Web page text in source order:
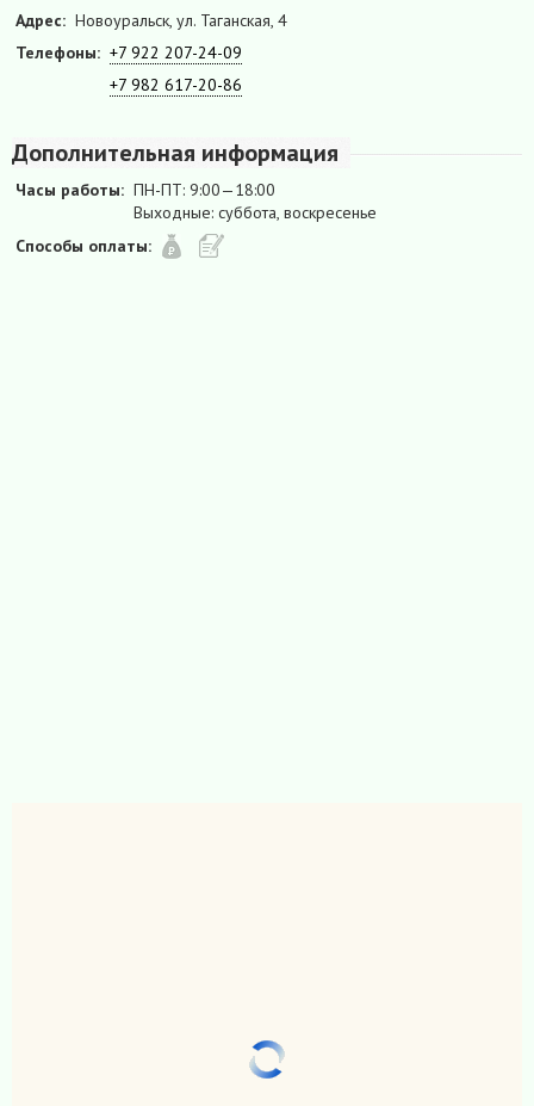
Адрес: Новоуральск, ул. Таганская, 4
Телефоны: +7 922 207-24-09
+7 982 617-20-86
Дополнительная информация
Часы работы: ПН-ПТ: 9:00—18:00
Выходные: суббота, воскресенье
Способы оплаты: